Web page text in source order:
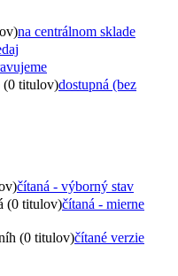
na centrálnom sklade
(0 titulov)dostupná (bez
čítaná - výborný stav
(0 titulov)čítaná - mierne
(0 titulov)čítané verzie